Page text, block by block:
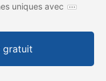
uniques avec
gratuit